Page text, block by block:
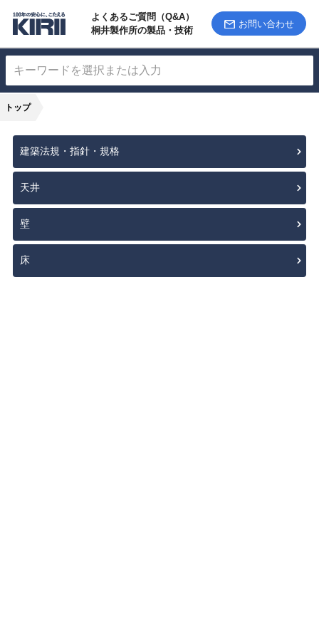
よくあるご質問（Q&A）
桐井製作所の製品・技術
お問い合わせ
トップ
建築法規・指針・規格
天井
壁
床